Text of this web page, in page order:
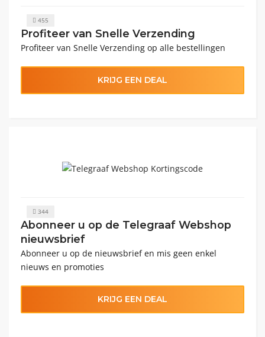
455
Profiteer van Snelle Verzending
Profiteer van Snelle Verzending op alle bestellingen
KRIJG EEN DEAL
344
Abonneer u op de Telegraaf Webshop
nieuwsbrief
Abonneer u op de nieuwsbrief en mis geen enkel
nieuws en promoties
KRIJG EEN DEAL